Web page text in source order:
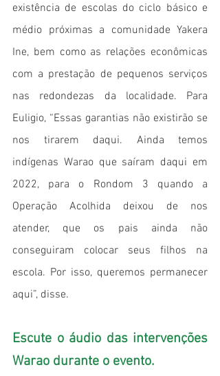
existência de escolas do ciclo básico e
médio próximas a comunidade Yakera
Ine, bem como as relações econômicas
com a prestação de pequenos serviços
nas redondezas da localidade. Para
Euligio, “Essas garantias não existirão se
nos tirarem daqui. Ainda temos
indígenas Warao que saíram daqui em
2022, para o Rondom 3 quando a
Operação Acolhida deixou de nos
atender, que os pais ainda não
conseguiram colocar seus filhos na
escola. Por isso, queremos permanecer
aqui”, disse.
Escute o áudio das intervenções
Warao durante o evento.